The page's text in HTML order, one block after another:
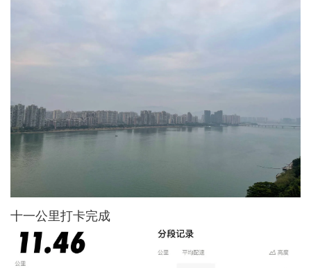
十一公里打卡完成